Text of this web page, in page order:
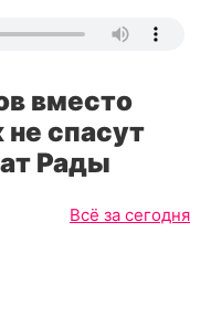
вместо
спасут
Рады
Всё за сегодня